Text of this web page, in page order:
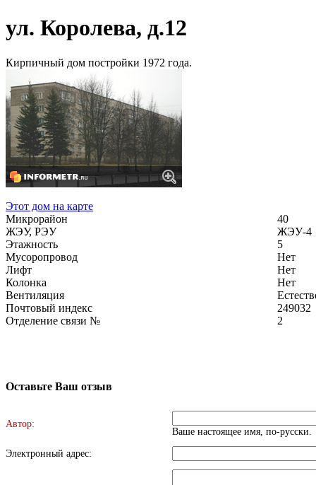
ул. Королева, д.12
Кирпичный дом постройки 1972 года.
Этот дом на карте
Микрорайон
40
ЖЭУ, РЭУ
ЖЭУ-4
Этажность
5
Мусоропровод
Нет
Лифт
Нет
Колонка
Нет
Вентиляция
Почтовый индекс
249032
Отделение связи №
2
Оставьте Ваш отзыв
Автор:
Ваше настоящее имя, по-русски.
Электронный адрес: